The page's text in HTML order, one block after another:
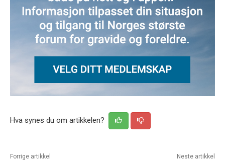
Hva synes du om artikkelen?
Forrige artikkel Neste artikkel